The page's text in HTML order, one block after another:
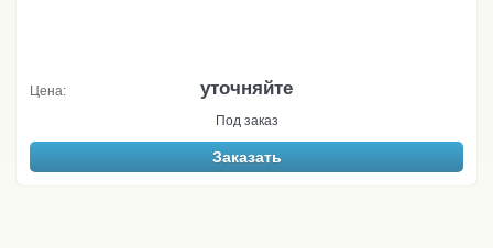
Цена: уточняйте
Под заказ
Заказать